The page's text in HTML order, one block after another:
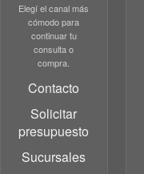
Elegí el canal más
cómodo para
continuar tu
consulta o
compra.
Contacto
Solicitar
presupuesto
Sucursales